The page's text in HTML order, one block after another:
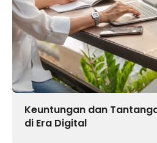
Keuntungan dan
di Era Digital